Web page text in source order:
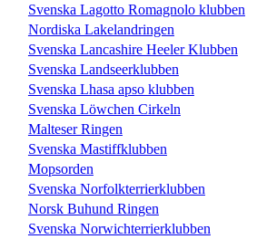
Svenska Lagotto Romagnolo klubben
Nordiska Lakelandringen
Svenska Lancashire Heeler Klubben
Svenska Landseerklubben
Svenska Lhasa apso klubben
Svenska Löwchen Cirkeln
Malteser Ringen
Svenska Mastiffklubben
Mopsorden
Svenska Norfolkterrierklubben
Norsk Buhund Ringen
Svenska Norwichterrierklubben